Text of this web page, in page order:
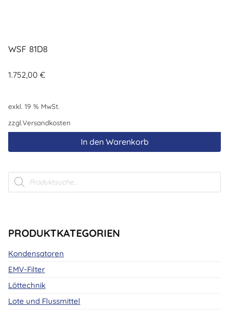
WSF 81D8
1.752,00 €
exkl. 19 % MwSt.
zzgl.Versandkosten
In den Warenkorb
Products
search
PRODUKTKATEGORIEN
Kondensatoren
EMV-Filter
Löttechnik
Lote und Flussmittel